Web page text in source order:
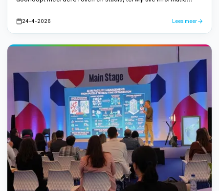
mails — alleen een snelle, transparante workflow.
24-4-2026 Lees meer